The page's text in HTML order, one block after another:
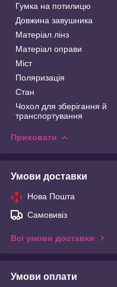
Гумка на потилицю
Довжина завушника
Матеріал лінз
Матеріал оправи
Міст
Поляризація
Стан
Чохол для зберігання й
транспортування
Приховати
Умови доставки
Нова Пошта
Самовивіз
Всі умови доставки
Умови оплати